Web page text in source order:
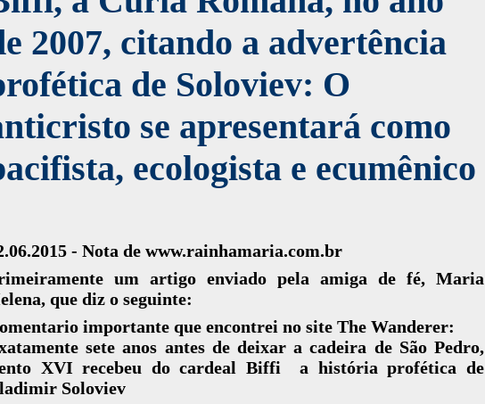
2007, citando a advertência
de Soloviev: O
se apresentará como
ecologista e ecumênico
- Nota de www.rainhamaria.com.br
um artigo enviado pela amiga de fé, Maria
que diz o seguinte:
importante que encontrei no site The Wanderer:
sete anos antes de deixar a cadeira de São Pedro,
XVI recebeu do cardeal Biffi a história profética de
Soloviev